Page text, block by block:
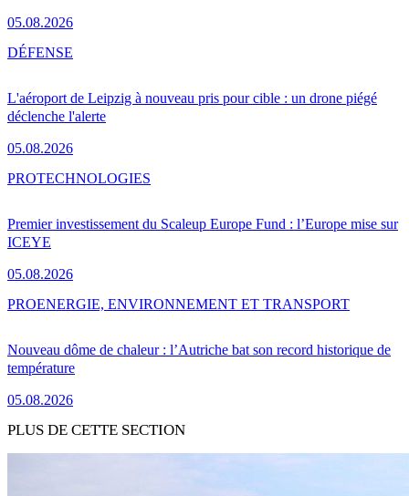
05.08.2026
L'aéroport de Leipzig à nouveau pris pour cible : un drone piégé
déclenche l'alerte
05.08.2026
DÉFENSE
Premier investissement du Scaleup Europe Fund : l’Europe mise sur
ICEYE
05.08.2026
PROTECHNOLOGIES
Nouveau dôme de chaleur : l’Autriche bat son record historique de
température
05.08.2026
PROENERGIE, ENVIRONNEMENT ET TRANSPORT
PLUS DE CETTE SECTION